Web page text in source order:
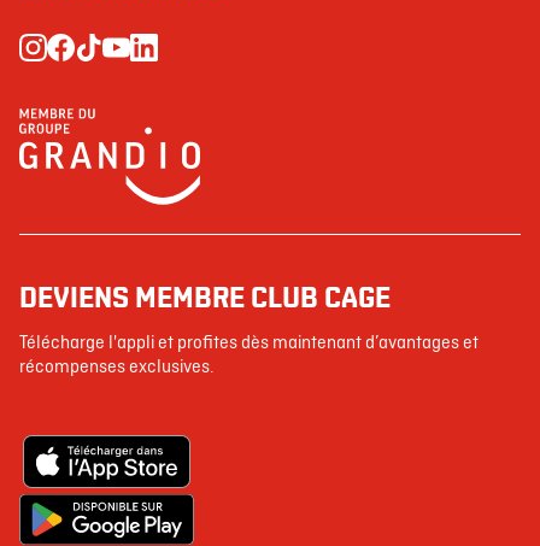
DEVIENS MEMBRE CLUB CAGE
Télécharge l'appli et profites dès maintenant d’avantages et
récompenses exclusives.